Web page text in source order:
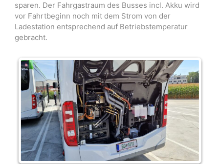
sparen. Der Fahrgastraum des Busses incl. Akku wird
vor Fahrtbeginn noch mit dem Strom von der
Ladestation entsprechend auf Betriebstemperatur
gebracht.